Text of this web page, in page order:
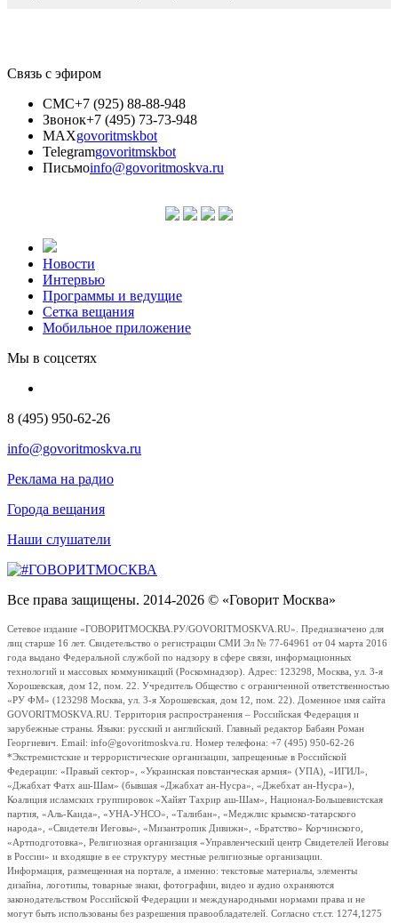
Связь с эфиром
СМС+7 (925) 88-88-948
Звонок+7 (495) 73-73-948
MAXgovoritmskbot
Telegramgovoritmskbot
Письмоinfo@govoritmoskva.ru
Новости
Интервью
Программы и ведущие
Сетка вещания
Мобильное приложение
Мы в соцсетях
8 (495) 950-62-26
info@govoritmoskva.ru
Реклама на радио
Города вещания
Наши слушатели
Все права защищены. 2014-2026 © «Говорит Москва»
Сетевое издание «ГОВОРИТМОСКВА.РУ/GOVORITMOSKVA.RU». Предназначено для
лиц старше 16 лет. Свидетельство о регистрации СМИ Эл № 77-64961 от 04 марта 2016
года выдано Федеральной службой по надзору в сфере связи, информационных
технологий и массовых коммуникаций (Роскомнадзор). Адрес: 123298, Москва, ул. 3-я
Хорошевская, дом 12, пом. 22. Учредитель Общество с ограниченной ответственностью
«РУ ФМ» (123298 Москва, ул. 3-я Хорошевская, дом 12, пом. 22). Доменное имя сайта
GOVORITMOSKVA.RU. Территория распространения – Российская Федерация и
зарубежные страны. Языки: русский и английский. Главный редактор Бабаян Роман
Георгиевич. Email: info@govoritmoskva.ru. Номер телефона: +7 (495) 950-62-26
*Экстремистские и террористические организации, запрещенные в Российской
Федерации: «Правый сектор», «Украинская повстанческая армия» (УПА), «ИГИЛ»,
«Джабхат Фатх аш-Шам» (бывшая «Джабхат ан-Нусра», «Джебхат ан-Нусра»),
Коалиция исламских группировок «Хайят Тахрир аш-Шам», Национал-Большевистская
партия, «Аль-Каида», «УНА-УНСО», «Талибан», «Меджлис крымско-татарского
народа», «Свидетели Иеговы», «Мизантропик Дивижн», «Братство» Корчинского,
«Артподготовка», Религиозная организация «Управленческий центр Свидетелей Иеговы
в России» и входящие в ее структуру местные религиозные организации.
Информация, размещенная на портале, а именно: текстовые материалы, элементы
дизайна, логотипы, товарные знаки, фотографии, видео и аудио охраняются
законодательством Российской Федерации и международными нормами права и не
могут быть использованы без разрешения правообладателей. Согласно ст.ст. 1274,1275